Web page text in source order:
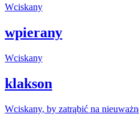
Wciskany
wpierany
Wciskany
klakson
Wciskany, by zatrąbić na